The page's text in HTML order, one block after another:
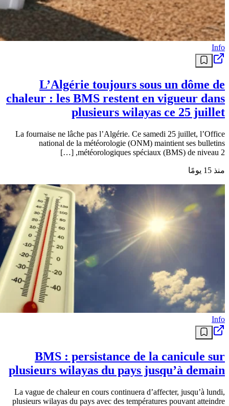
Info
L’Algérie toujours sous un dôme de
chaleur : les BMS restent en vigueur dans
plusieurs wilayas ce 25 juillet
La fournaise ne lâche pas l’Algérie. Ce samedi 25 juillet, l’Office
national de la météorologie (ONM) maintient ses bulletins
météorologiques spéciaux (BMS) de niveau 2, […]
منذ 15 يومًا
Info
BMS : persistance de la canicule sur
plusieurs wilayas du pays jusqu’à demain
La vague de chaleur en cours continuera d’affecter, jusqu’à lundi,
plusieurs wilayas du pays avec des températures pouvant atteindre